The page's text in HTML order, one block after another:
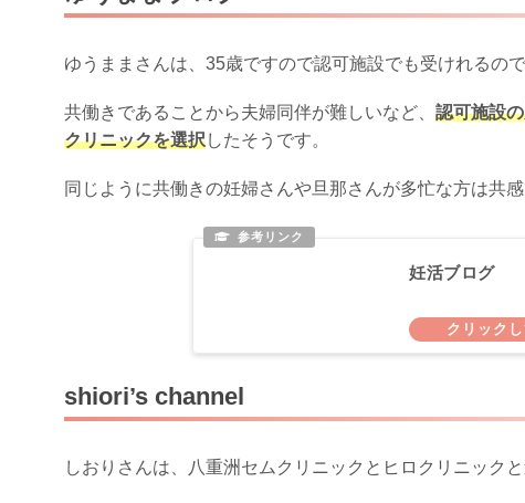
ゆうままさんは、35歳ですので認可施設でも受けれるの
共働きであることから夫婦同伴が難しいなど、 認可施設
クリニックを選択 したそうです。
同じように共働きの妊婦さんや旦那さんが多忙な方は共
妊活ブログ
shiori’s channel
しおりさんは、八重洲セムクリニックとヒロクリニック